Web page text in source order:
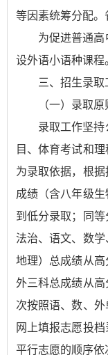
等因素统筹分配。
为促进普通
设外语小语种课程
三、招生录取
（一）录取原
录取工作坚
目、体育考试和
为录取依据，根
成绩（含八年级
到低分录取；同
法治、语文、数学
地理）总成绩从
外三科总成绩从
次按照语、数、
网上填报志愿投
平行志愿的顺序依